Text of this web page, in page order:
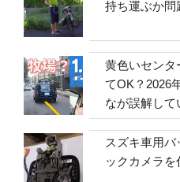
持ち運ぶか問
黄色いセンタ
てOK？2026
なが誤解して
スズキ車用
ックカメラを